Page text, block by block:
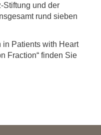
Stiftung und der
rund sieben
in Patients with Heart
Fraction“ finden Sie